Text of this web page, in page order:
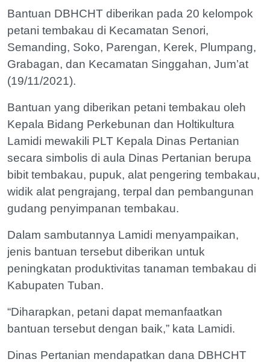
Bantuan DBHCHT diberikan pada 20 kelompok
petani tembakau di Kecamatan Senori,
Semanding, Soko, Parengan, Kerek, Plumpang,
Grabagan, dan Kecamatan Singgahan, Jum’at
(19/11/2021).
Bantuan yang diberikan petani tembakau oleh
Kepala Bidang Perkebunan dan Holtikultura
Lamidi mewakili PLT Kepala Dinas Pertanian
secara simbolis di aula Dinas Pertanian berupa
bibit tembakau, pupuk, alat pengering tembakau,
widik alat pengrajang, terpal dan pembangunan
gudang penyimpanan tembakau.
Dalam sambutannya Lamidi menyampaikan,
jenis bantuan tersebut diberikan untuk
peningkatan produktivitas tanaman tembakau di
Kabupaten Tuban.
“Diharapkan, petani dapat memanfaatkan
bantuan tersebut dengan baik,” kata Lamidi.
Dinas Pertanian mendapatkan dana DBHCHT